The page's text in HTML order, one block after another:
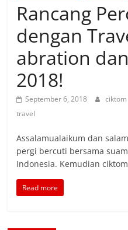
Rancang
dengan
abration
2018!
September 6, 2018 ciktom
travel
Assalamualaikum dan
pergi bercuti bersama
Indonesia. Kemudian
Read more